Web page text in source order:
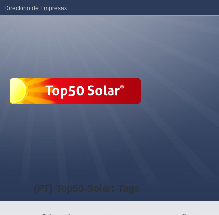
(PT) Top50-Solar: Tags
Directorio de Empresas